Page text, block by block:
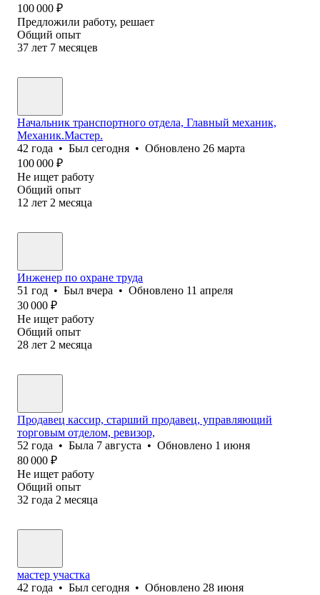
100 000 ₽
Предложили работу, решает
Общий опыт
37 лет 7 месяцев
Начальник транспортного отдела, Главный механик,
Механик.Мастер.
42 года • Был сегодня • Обновлено 26 марта
100 000 ₽
Не ищет работу
Общий опыт
12 лет 2 месяца
Инженер по охране труда
51 год • Был вчера • Обновлено 11 апреля
30 000 ₽
Не ищет работу
Общий опыт
28 лет 2 месяца
Продавец кассир, старший продавец, управляющий
торговым отделом, ревизор,
52 года • Была 7 августа • Обновлено 1 июня
80 000 ₽
Не ищет работу
Общий опыт
32 года 2 месяца
мастер участка
42 года • Был сегодня • Обновлено 28 июня